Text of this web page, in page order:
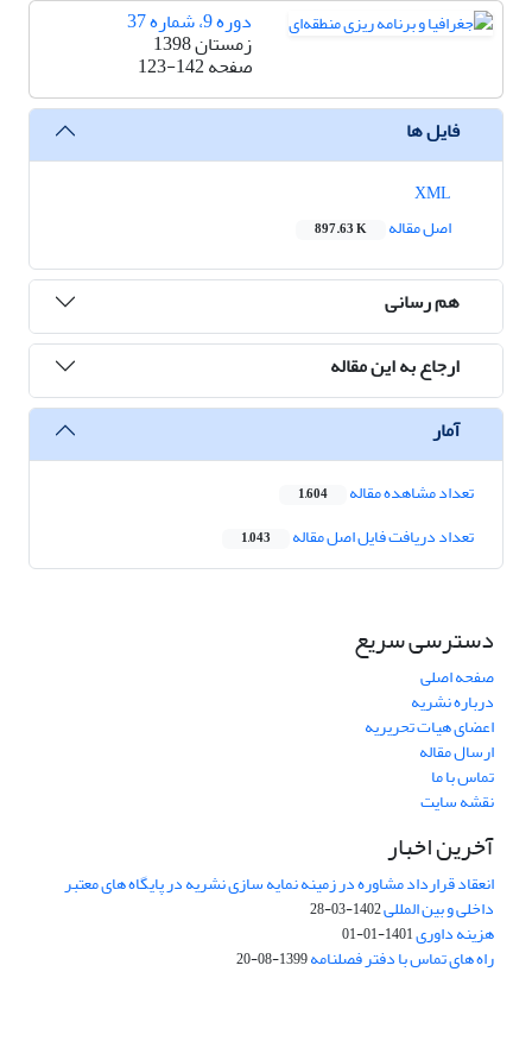
دوره 9، شماره 37
زمستان 1398
صفحه123-142
فایل ها
اصل مقاله
897.63 K
هم رسانی
ارجاع به این مقاله
آمار
تعداد مشاهده مقاله 1,604
تعداد دریافت فایل اصل مقاله 1,043
دسترسی سریع
صفحه اصلی
درباره نشریه
اعضای هیات تحریریه
ارسال مقاله
تماس با ما
نقشه سایت
آخرین اخبار
انعقاد قرارداد مشاوره در زمینه نمایه سازی نشریه در پایگاه های معتبر
داخلی و بین المللی1402-03-28
هزینه داوری1401-01-01
راه های تماس با دفتر فصلنامه1399-08-20